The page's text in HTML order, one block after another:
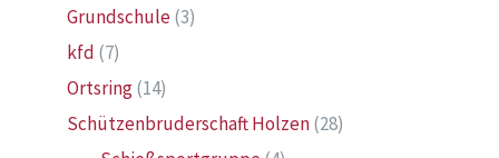
Grundschule(3)
kfd (7)
Ortsring(14)
Schützenbruderschaft Holzen(28)